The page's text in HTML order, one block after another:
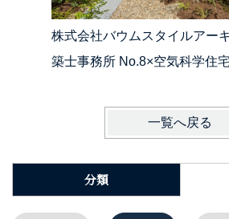
株式会社バウムスタイルアー
築士事務所 No.8×空気科学住宅
一覧へ戻る
分類